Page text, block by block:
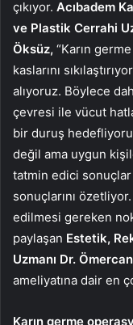
çıkıyor. Acıbadem
ve Plastik Cerrahi
Öksüz, “Karın
kaslarını
alıyoruz. Böylece
çevresi ile vücut
bir duruş
değil ama uygun
tatmin edici
sonuçlarını
edilmesi gereken
paylaşan Estetik,
Uzmanı Dr.
ameliyatına dair en
Karın germe